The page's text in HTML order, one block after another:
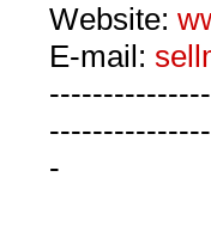
Website:
E-mail:
-